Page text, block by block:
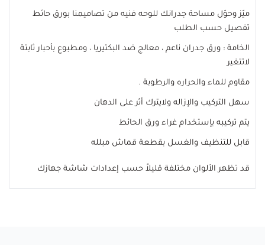
ميّز وحوّل مساحة جدرانك للوحه فنيه من تصاميمنا بورق حائط
تفصيل حسب الطلب
الخامة : ورق جدران ناعم ، معالج ضد البكتيريا ، ومطبوع بأحبار ثابتة
لاتتغير
مقاوم للماء والحراره والرطوبة .
سهل التركيب والإزاله ولايترك أثر على الدهان
يتم تركيبه بإستخدام غراء ورق الحائط
قابل للتنظيف والغسل بقطعة قماش مبلله
قد تظهر الألوان مختلفة قليلاً حسب إعدادات شاشة جهازك